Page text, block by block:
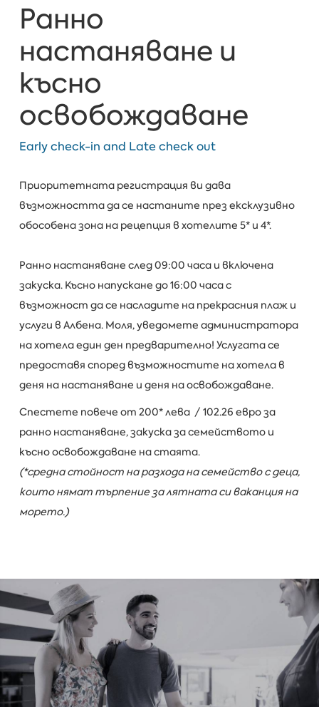
Ранно
настаняване и
късно
освобождаване
Early check-in and Late check out
Приоритетната регистрация ви дава
възможността да се настаните през ексклузивно
обособена зона на рецепция в хотелите 5* и 4*.
Ранно настаняване след 09:00 часа и включена
закуска. Късно напускане до 16:00 часа с
възможност да се насладите на прекрасния плаж и
услуги в Албена. Моля, уведомете администратора
на хотела един ден предварително! Услугата се
предоставя според възможностите на хотела в
деня на настаняване и деня на освобождаване.
Спестете повече от 200* лева / 102.26 евро за
ранно настаняване, закуска за семейството и
късно освобождаване на стаята.
(*средна стойност на разхода на семейство с деца,
които нямат търпение за лятната си ваканция на
морето.)